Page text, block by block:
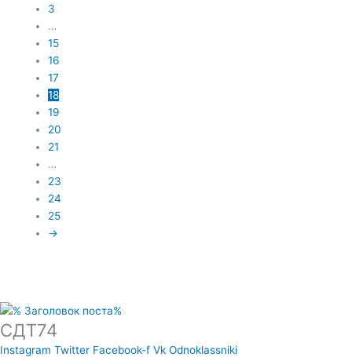
3
…
15
16
17
18
19
20
21
…
23
24
25
→
СДТ74
Instagram Twitter Facebook-f Vk Odnoklassniki